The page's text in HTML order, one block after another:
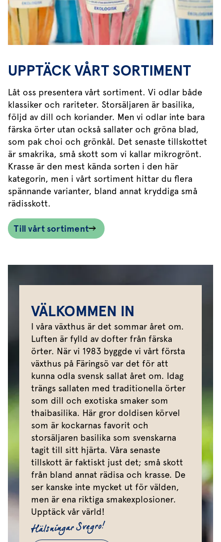
UPPTÄCK VÅRT SORTIMENT
Låt oss presentera vårt sortiment. Vi odlar både
klassiker och rariteter. Storsäljaren är basilika,
följd av dill och koriander. Men vi odlar inte bara
färska örter utan också sallater och gröna blad,
som pak choi och grönkål. Det senaste tillskottet
är smakrika, små skott som vi kallar mikrogrönt.
Krasse är den mest kända sorten i den här
kategorin, men i vårt sortiment hittar du flera
spännande varianter, bland annat kryddiga små
rädisskott.
Till vårt sortiment
VÄLKOMMEN IN
I våra växthus är det sommar året om.
Luften är fylld av dofter från färska
örter. När vi 1983 byggde vi vårt första
växthus på Färingsö var det för att
kunna odla svensk sallat året om. Idag
trängs sallaten med traditionella örter
som dill och exotiska smaker som
thaibasilika. Här gror doldisen körvel
som är kockarnas favorit och
storsäljaren basilika som svenskarna
tagit till sitt hjärta. Våra senaste
tillskott är faktiskt just det; små skott
från bland annat rädisa och krasse. De
ser kanske inte mycket ut för välden,
men är ena riktiga smakexplosioner.
Upptäck vår värld!
Hälsningar Svegro!